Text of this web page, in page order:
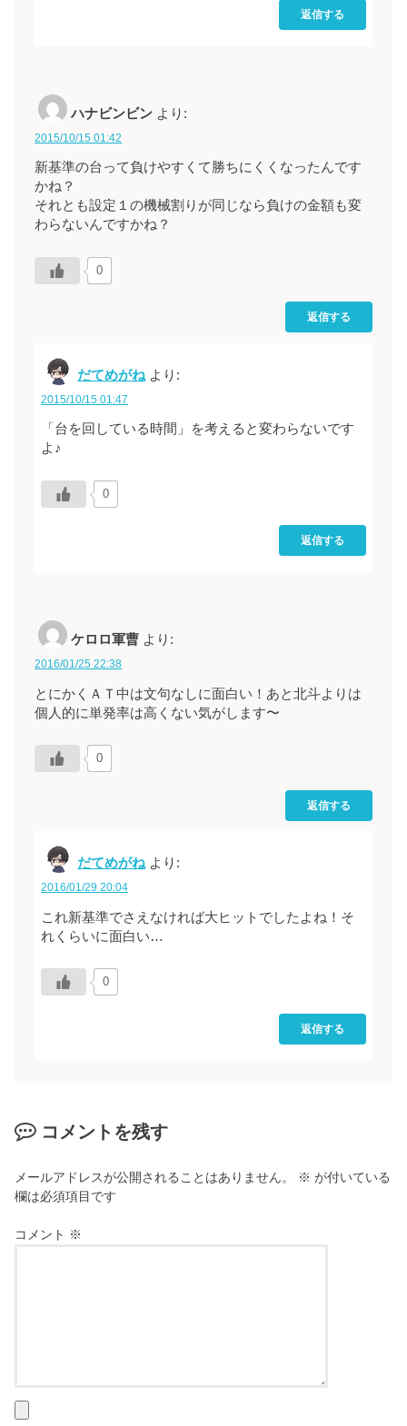
返信する
ハナビンビン より:
2015/10/15 01:42
新基準の台って負けやすくて勝ちにくくなったんです
かね？
それとも設定１の機械割りが同じなら負けの金額も変
わらないんですかね？
0
返信する
だてめがね より:
2015/10/15 01:47
「台を回している時間」を考えると変わらないです
よ♪
0
返信する
ケロロ軍曹 より:
2016/01/25 22:38
とにかくＡＴ中は文句なしに面白い！あと北斗よりは
個人的に単発率は高くない気がします〜
0
返信する
だてめがね より:
2016/01/29 20:04
これ新基準でさえなければ大ヒットでしたよね！そ
れくらいに面白い…
0
返信する
コメントを残す
メールアドレスが公開されることはありません。 ※ が付いている
欄は必須項目です
コメント ※